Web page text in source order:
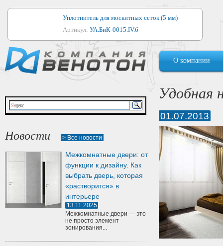
Уплотнитель для москитных сеток (5 мм)
Артикул: УА.БиК-0015.IV.б
Уплотнитель для алюминиевых окон
Артикул:1044
Уплотнитель для деревянных окон
Артикул:УМ.БиК-0062.IV.б
Уплотнитель лоджиевый для (4, 5, 6 мм)
Уплотнитель для деревянных дверей
Артикул:
О компании
Новости > Все новости
Межкомнатные двери: от
функции к дизайну. Как
выбрать дверь, которая
«растворится» в
интерьере
13.11.2025
Межкомнатные двери — это
не просто элемент
зонирования...
Удобная
01.07.2013